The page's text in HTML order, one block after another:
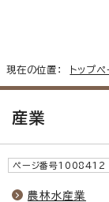
現在の位置： トップペ
産業
ページ番号1008412
農林水産業